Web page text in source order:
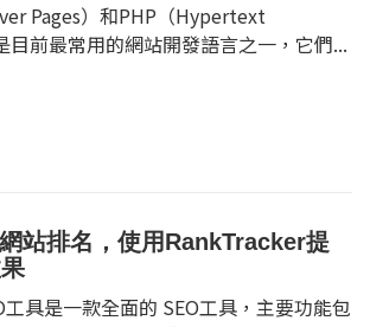
Pages）和PHP（Hypertext
目前最常用的網站開發語言之一，它們...
站排名，使用RankTracker提
工具是一款全面的 SEO工具，主要功能包